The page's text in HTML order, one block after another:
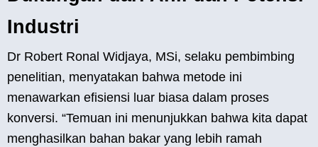
Industri
Dr Robert Ronal Widjaya, MSi, selaku pembimbing
penelitian, menyatakan bahwa metode ini
menawarkan efisiensi luar biasa dalam proses
konversi. “Temuan ini menunjukkan bahwa kita dapat
menghasilkan bahan bakar yang lebih ramah